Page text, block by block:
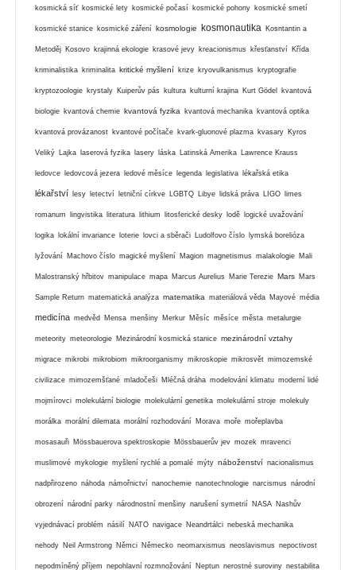
kosmická síť kosmické lety kosmické počasí kosmické pohony kosmické smetí
kosmické stanice kosmické záření kosmologie kosmonautika Kosntantin a
Metoděj Kosovo krajinná ekologie krasové jevy kreacionismus křesťanství Křída
kriminalistika kriminalita kritické myšlení krize kryovulkanismus kryptografie
kryptozoologie krystaly Kuiperův pás kultura kulturní krajina Kurt Gödel kvantová
biologie kvantová chemie kvantová fyzika kvantová mechanika kvantová optika
kvantová provázanost kvantové počítače kvark-gluonové plazma kvasary Kyros
Veliký Lajka laserová fyzika lasery láska Latinská Amerika Lawrence Krauss
ledovce ledovcová jezera ledové měsíce legenda legislativa lékařská etika
lékařství lesy letectví letniční církve LGBTQ Libye lidská práva LIGO limes
romanum lingvistika literatura lithium litosferické desky lodě logické uvažování
logika lokální invariance loterie lovci a sběrači Ludolfovo číslo lymská borelióza
lyžování Machovo číslo magické myšlení Magion magnetismus malakologie Mali
Malostranský hřbitov manipulace mapa Marcus Aurelius Marie Terezie Mars Mars
Sample Return matematická analýza matematika materiálová věda Mayové média
medicína medvěd Mensa menšiny Merkur Měsíc měsíce města metalurgie
meteority meteorologie Mezinárodní kosmická stanice mezinárodní vztahy
migrace mikrobi mikrobiom mikroorganismy mikroskopie mikrosvět mimozemské
civilizace mimozemšťané mladočeši Mléčná dráha modelování klimatu moderní lidé
mojmírovci molekulární biologie molekulární genetika molekulární stroje molekuly
morálka morální dilemata morální rozhodování Morava moře mořeplavba
mosasauři Mössbauerova spektroskopie Mössbauerův jev mozek mravenci
muslimové mykologie myšlení rychlé a pomalé mýty náboženství nacionalismus
nadpřirozeno náhoda námořnictví nanochemie nanotechnologie narcismus národní
obrození národní parky národnostní menšiny narušení symetrií NASA Nashův
vyjednávací problém násilí NATO navigace Neandrtálci nebeská mechanika
nehody Neil Armstrong Němci Německo neomarxismus neoslavismus nepoctivost
nepodmíněný příjem nepohlavní rozmnožování Neptun nerostné suroviny nestabilita